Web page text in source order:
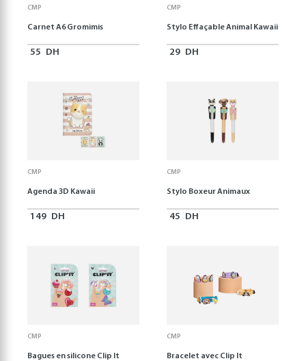
CMP
Carnet A6 Gromimis
55 DH
CMP
Stylo Effaçable Animal Kawaii
29 DH
CMP
Agenda 3D Kawaii
149 DH
CMP
Stylo Boxeur Animaux
45 DH
CMP
Bagues en silicone Clip It
CMP
Bracelet avec Clip It